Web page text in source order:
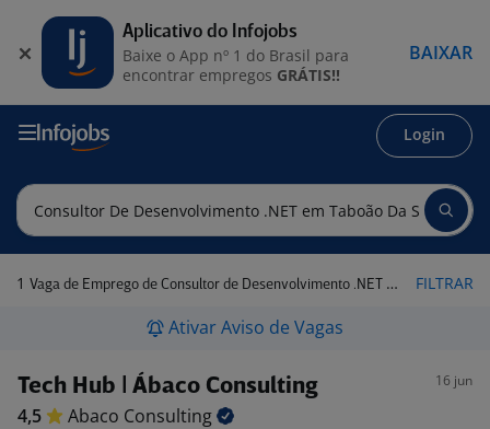
Login
1 Vaga de Emprego de Consultor de Desenvolvimento .NET em Taboão da Serra - SP FILTRAR
Ativar Aviso de Vagas
Tech Hub | Ábaco Consulting 16 jun
4,5 Abaco Consulting
Aplicativo do Infojobs
Baixe o App nº 1 do Brasil para
encontrar empregos GRÁTIS!!
BAIXAR